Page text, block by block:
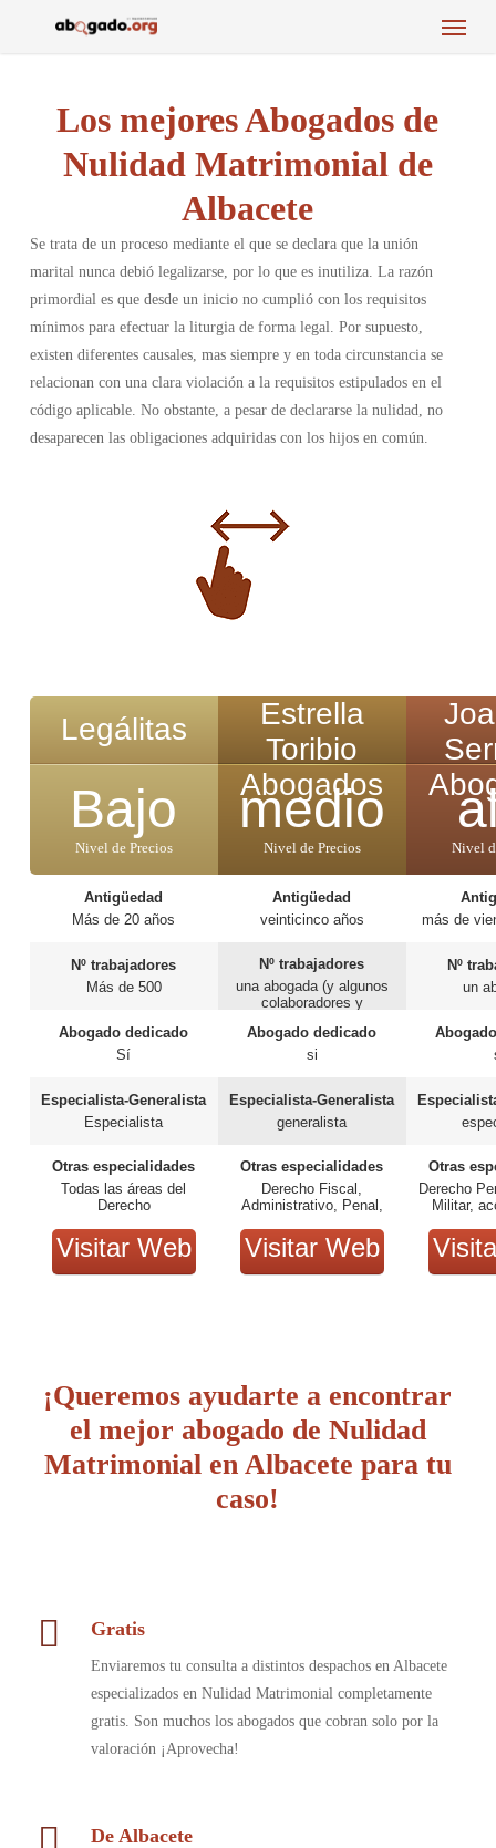
Menu
Los mejores Abogados de
Nulidad Matrimonial de
Albacete
Se trata de un proceso mediante el que se declara que la unión
marital nunca debió legalizarse, por lo que es inutiliza. La razón
primordial es que desde un inicio no cumplió con los requisitos
mínimos para efectuar la liturgia de forma legal. Por supuesto,
existen diferentes causales, mas siempre y en toda circunstancia se
relacionan con una clara violación a la requisitos estipulados en el
código aplicable. No obstante, a pesar de declararse la nulidad, no
desaparecen las obligaciones adquiridas con los hijos en común.
Legálitas
Bajo
Nivel de Precios
Antigüedad
Más de 20 años
Nº trabajadores
Más de 500
Abogado dedicado
Sí
Especialista-Generalista
Especialista
Otras especialidades
Todas las áreas del
Derecho
Visitar Web
Estrella
Toribio
Abogados
medio
Nivel de Precios
Antigüedad
veinticinco años
Nº trabajadores
una abogada (y algunos
colaboradores y
Abogado dedicado
si
Especialista-Generalista
generalista
Otras especialidades
Derecho Fiscal,
Administrativo, Penal,
Visitar Web
Nivel
más de
Nº
un
Otras
Derecho
Militar,
¡Queremos ayudarte a encontrar
el mejor abogado de Nulidad
Matrimonial en Albacete para tu
caso!
Gratis
Enviaremos tu consulta a distintos despachos en Albacete
especializados en Nulidad Matrimonial completamente
gratis. Son muchos los abogados que cobran solo por la
valoración ¡Aprovecha!
De Albacete